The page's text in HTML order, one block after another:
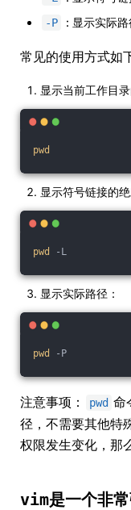
-P : 显示实际路
常见的使用方式如
显示当前工作目
pwd
显示符号链接的绝
pwd -L
显示实际路径：
pwd -P
注意事项： pwd 命
径，不需要其他特
权限发生变化，那
vim是一个非